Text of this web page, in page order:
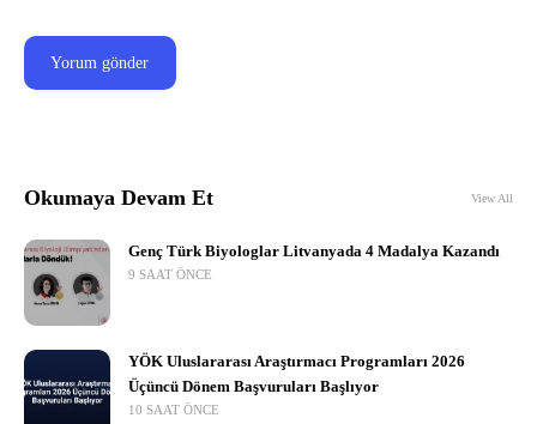
Okumaya Devam Et View All
Genç Türk Biyologlar Litvanyada 4 Madalya Kazandı
9 SAAT ÖNCE
YÖK Uluslararası Araştırmacı Programları 2026
Üçüncü Dönem Başvuruları Başlıyor
10 SAAT ÖNCE